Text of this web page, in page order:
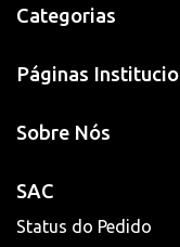
Categorias
Páginas
Sobre Nós
SAC
Status do Pedido